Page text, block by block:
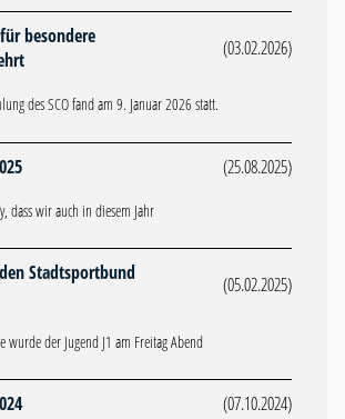
besondere
(03.02.2026)
des SCO fand am 9. Januar 2026 statt.
(25.08.2025)
dass wir auch in diesem Jahr
Stadtsportbund
(05.02.2025)
wurde der Jugend J1 am Freitag Abend
(07.10.2024)